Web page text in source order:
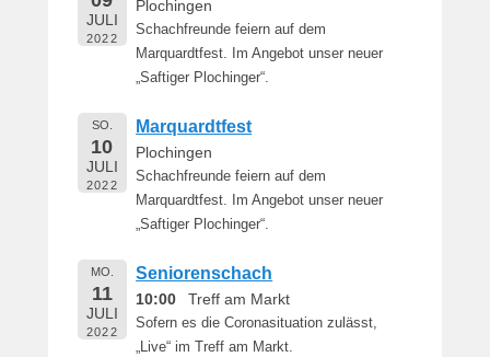
JULI
2022
Plochingen
Schachfreunde feiern auf dem
Marquardtfest. Im Angebot unser neuer
„Saftiger Plochinger“.
SO.
10
JULI
2022
Marquardtfest
Plochingen
Schachfreunde feiern auf dem
Marquardtfest. Im Angebot unser neuer
„Saftiger Plochinger“.
MO.
11
JULI
2022
Seniorenschach
10:00 Treff am Markt
Sofern es die Coronasituation zulässt,
„Live“ im Treff am Markt.